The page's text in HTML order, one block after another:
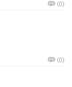
(0)
(0)